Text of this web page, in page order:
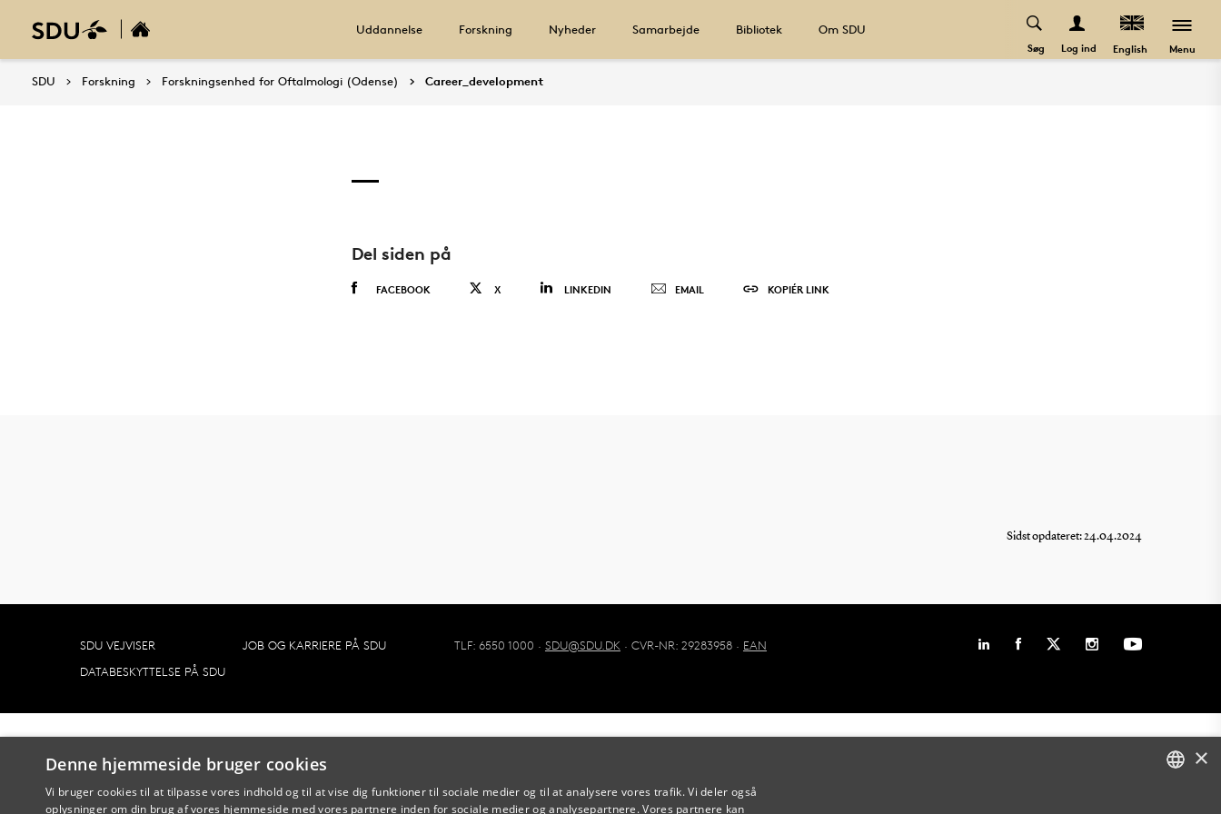
Uddannelse Forskning Nyheder Samarbejde Bibliotek Om SDU
Søg Log ind English Menu
SDU Forskning Forskningsenhed for Oftalmologi (Odense) Career_development
Del siden på
FACEBOOK X LINKEDIN EMAIL KOPIÉR LINK
Sidst opdateret: 24.04.2024
TLF: 6550 1000 · SDU@SDU.DK · CVR-NR: 29283958 · EAN
SDU VEJVISER
JOB OG KARRIERE PÅ SDU
DATABESKYTTELSE PÅ SDU
×
Denne hjemmeside bruger cookies
Vi bruger cookies til at tilpasse vores indhold og til at vise dig funktioner til sociale medier og til at analysere vores trafik. Vi deler også
oplysninger om din brug af vores hjemmeside med vores partnere inden for sociale medier og analysepartnere. Vores partnere kan